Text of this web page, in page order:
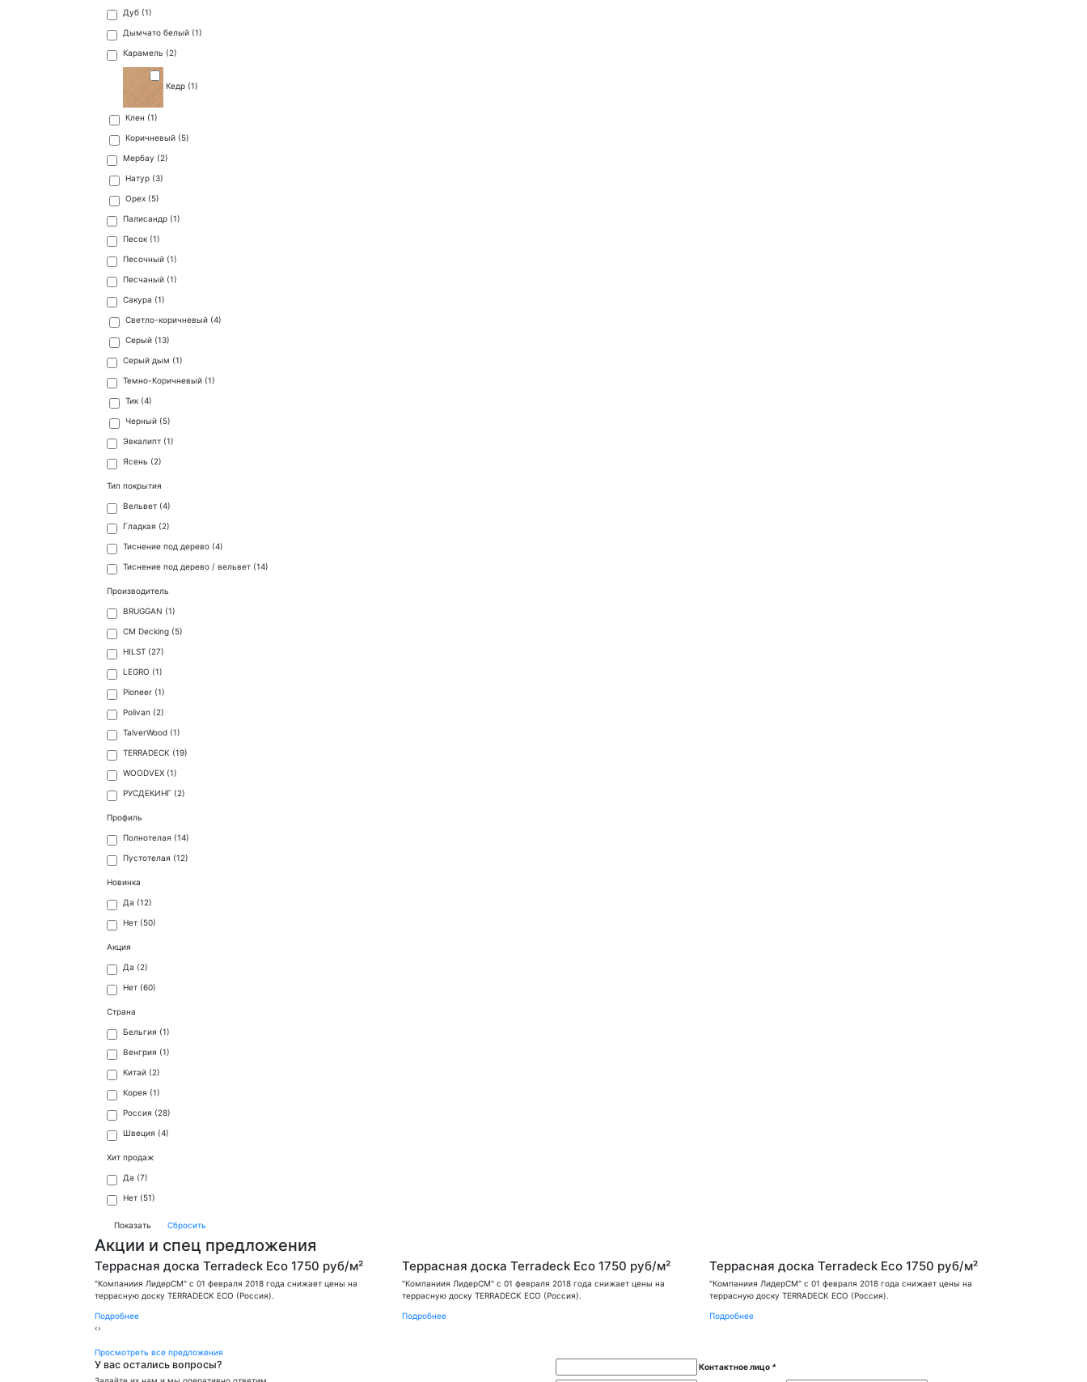
Дуб (1)
Дымчато белый (1)
Карамель (2)
Кедр (1)
Клен (1)
Коричневый (5)
Мербау (2)
Натур (3)
Орех (5)
Палисандр (1)
Песок (1)
Песочный (1)
Песчаный (1)
Сакура (1)
Светло-коричневый (4)
Серый (13)
Серый дым (1)
Темно-Коричневый (1)
Тик (4)
Черный (5)
Эвкалипт (1)
Ясень (2)
Тип покрытия
Вельвет (4)
Гладкая (2)
Тиснение под дерево (4)
Тиснение под дерево / вельвет (14)
Производитель
BRUGGAN (1)
CM Decking (5)
HILST (27)
LEGRO (1)
Pioneer (1)
Polivan (2)
TalverWood (1)
TERRADECK (19)
WOODVEX (1)
РУСДЕКИНГ (2)
Профиль
Полнотелая (14)
Пустотелая (12)
Новинка
Да (12)
Нет (50)
Акция
Да (2)
Нет (60)
Страна
Бельгия (1)
Венгрия (1)
Китай (2)
Корея (1)
Россия (28)
Швеция (4)
Хит продаж
Да (7)
Нет (51)
Акции и спец предложения
Террасная доска Terradeck Eco 1750 руб/м²
"Компаниия ЛидерСМ" с 01 февраля 2018 года снижает цены на
террасную доску TERRADECK ECO (Россия).
Подробнее
Террасная доска Terradeck Eco 1750 руб/м²
"Компаниия ЛидерСМ" с 01 февраля 2018 года снижает цены на
террасную доску TERRADECK ECO (Россия).
Подробнее
Террасная доска Terradeck Eco 1750 руб/м²
"Компаниия ЛидерСМ" с 01 февраля 2018 года снижает цены на
террасную доску TERRADECK ECO (Россия).
Подробнее
‹›
Просмотреть все предложения
У вас остались вопросы? Контактное лицо *